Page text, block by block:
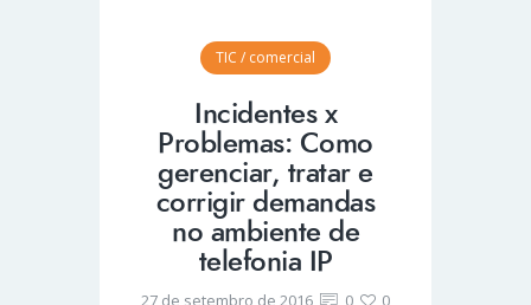
TIC / comercial
Incidentes x
Problemas: Como
gerenciar, tratar e
corrigir demandas
no ambiente de
telefonia IP